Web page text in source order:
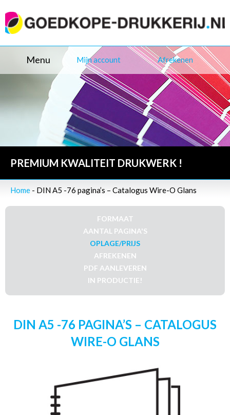
Menu Mijn account Afrekenen
PREMIUM KWALITEIT DRUKWERK !
Home - DIN A5 -76 pagina’s – Catalogus Wire-O Glans
FORMAAT
AANTAL PAGINA'S
OPLAGE/PRIJS
AFREKENEN
PDF AANLEVEREN
IN PRODUCTIE!
DIN A5 -76 PAGINA’S – CATALOGUS
WIRE-O GLANS